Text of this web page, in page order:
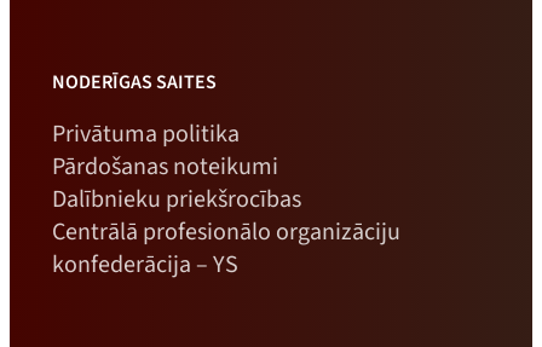
NODERĪGAS SAITES
Privātuma politika
Pārdošanas noteikumi
Dalībnieku priekšrocības
Centrālā profesionālo organizāciju
konfederācija – YS